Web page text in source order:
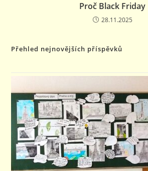
Proč Black Friday
28.11.2025
Přehled nejnovějších příspěvků